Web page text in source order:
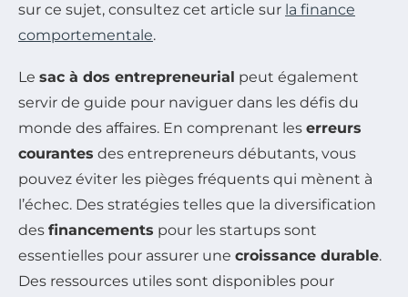
sur ce sujet, consultez cet article sur la finance
comportementale.
Le sac à dos entrepreneurial peut également
servir de guide pour naviguer dans les défis du
monde des affaires. En comprenant les erreurs
courantes des entrepreneurs débutants, vous
pouvez éviter les pièges fréquents qui mènent à
l’échec. Des stratégies telles que la diversification
des financements pour les startups sont
essentielles pour assurer une croissance durable.
Des ressources utiles sont disponibles pour